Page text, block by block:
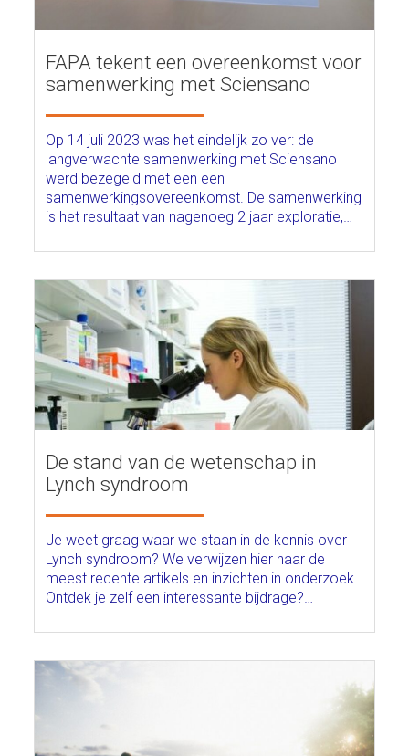
FAPA tekent een overeenkomst voor
samenwerking met Sciensano
Op 14 juli 2023 was het eindelijk zo ver: de
langverwachte samenwerking met Sciensano
werd bezegeld met een een
samenwerkingsovereenkomst. De samenwerking
is het resultaat van nagenoeg 2 jaar exploratie,…
De stand van de wetenschap in
Lynch syndroom
Je weet graag waar we staan in de kennis over
Lynch syndroom? We verwijzen hier naar de
meest recente artikels en inzichten in onderzoek.
Ontdek je zelf een interessante bijdrage?…